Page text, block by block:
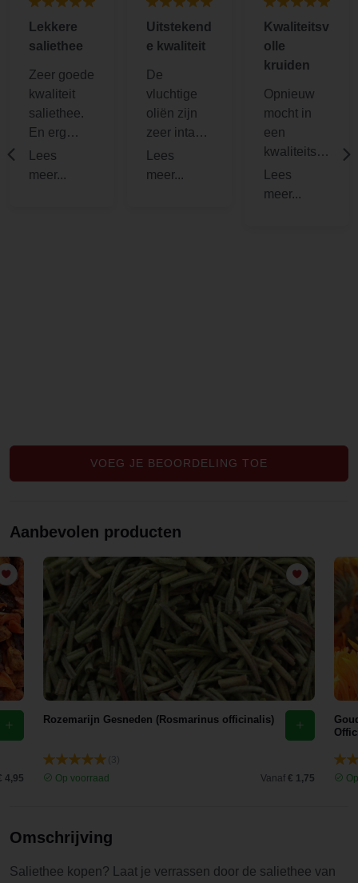
Lekkere
saliethee
Zeer goede
kwaliteit
saliethee.
En erg
lekker. De
winkel en
Uitstekend
e kwaliteit
De
vluchtige
oliën zijn
zeer intact
in deze
bladeren.
Kwaliteitsv
olle
kruiden
Opnieuw
mocht in
een
kwaliteitsvo
lle kruid
ontvangen.
meer dan
ruim
verpakt
binnen en
is steeds
van top
kwaliteit.
Jullie zijn
mijn go-to
kruidenadr
geworden.
VOEG JE BEOORDELING TOE
Aanbevolen producten
4,95
Rozemarijn Gesneden (Rosmarinus officinalis)
Op voorraad
Vanaf € 1,75
Omschrijving
Saliethee kopen? Laat je verrassen door de saliethee van